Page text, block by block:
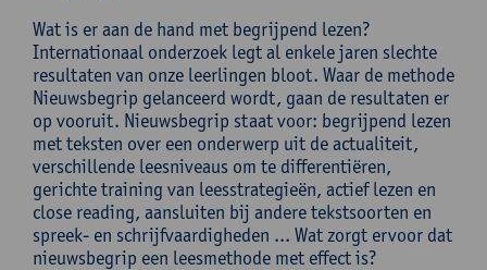
Wat is er aan de hand met begrijpend lezen?
Internationaal onderzoek legt al enkele jaren slechte
resultaten van onze leerlingen bloot. Waar de methode
Nieuwsbegrip gelanceerd wordt, gaan de resultaten er
op vooruit. Nieuwsbegrip staat voor: begrijpend lezen
met teksten over een onderwerp uit de actualiteit,
verschillende leesniveaus om te differentiëren,
gerichte training van leesstrategieën, actief lezen en
close reading, aansluiten bij andere tekstsoorten en
spreek- en schrijfvaardigheden ... Wat zorgt ervoor dat
nieuwsbegrip een leesmethode met effect is?